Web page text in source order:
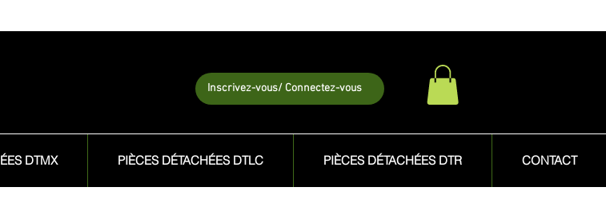
Inscrivez-vous/ Connectez-vous
DTMX PIÈCES DÉTACHÉES DTLC PIÈCES DÉTACHÉES DTR CONTACT